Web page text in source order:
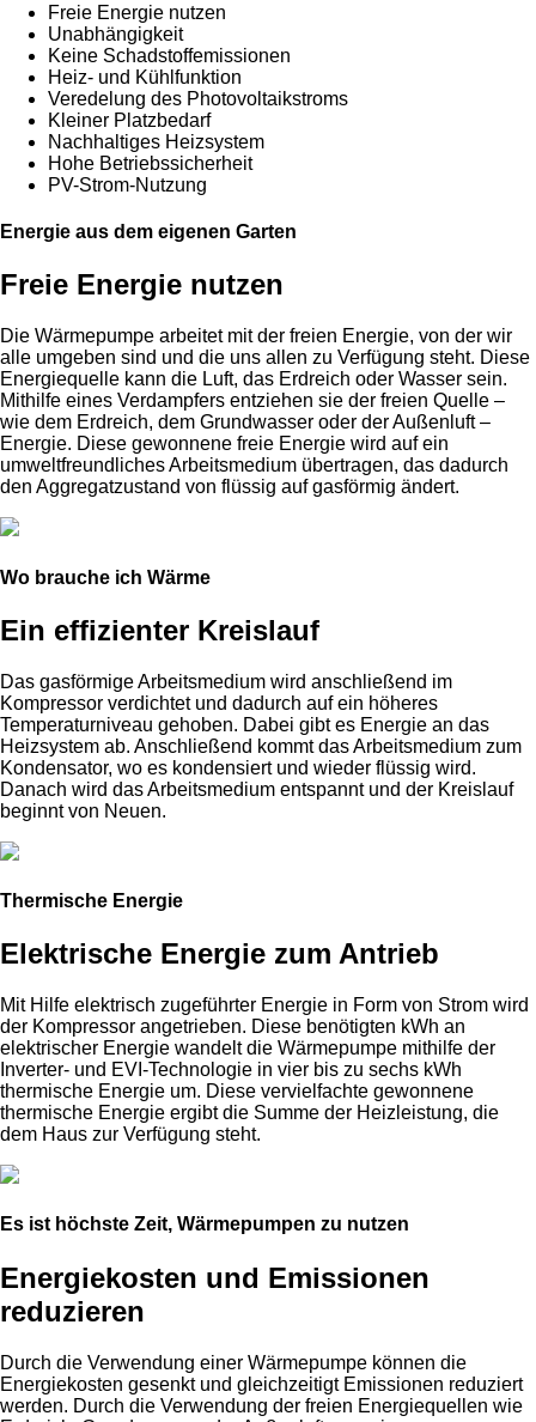
Freie Energie nutzen
Unabhängigkeit
Keine Schadstoffemissionen
Heiz- und Kühlfunktion
Veredelung des Photovoltaikstroms
Kleiner Platzbedarf
Nachhaltiges Heizsystem
Hohe Betriebssicherheit
PV-Strom-Nutzung
Energie aus dem eigenen Garten
Freie Energie nutzen
Die Wärmepumpe arbeitet mit der freien Energie, von der wir
alle umgeben sind und die uns allen zu Verfügung steht. Diese
Energiequelle kann die Luft, das Erdreich oder Wasser sein.
Mithilfe eines Verdampfers entziehen sie der freien Quelle –
wie dem Erdreich, dem Grundwasser oder der Außenluft –
Energie. Diese gewonnene freie Energie wird auf ein
umweltfreundliches Arbeitsmedium übertragen, das dadurch
den Aggregatzustand von flüssig auf gasförmig ändert.
Wo brauche ich Wärme
Ein effizienter Kreislauf
Das gasförmige Arbeitsmedium wird anschließend im
Kompressor verdichtet und dadurch auf ein höheres
Temperaturniveau gehoben. Dabei gibt es Energie an das
Heizsystem ab. Anschließend kommt das Arbeitsmedium zum
Kondensator, wo es kondensiert und wieder flüssig wird.
Danach wird das Arbeitsmedium entspannt und der Kreislauf
beginnt von Neuen.
Thermische Energie
Elektrische Energie zum Antrieb
Mit Hilfe elektrisch zugeführter Energie in Form von Strom wird
der Kompressor angetrieben. Diese benötigten kWh an
elektrischer Energie wandelt die Wärmepumpe mithilfe der
Inverter- und EVI-Technologie in vier bis zu sechs kWh
thermische Energie um. Diese vervielfachte gewonnene
thermische Energie ergibt die Summe der Heizleistung, die
dem Haus zur Verfügung steht.
Es ist höchste Zeit, Wärmepumpen zu nutzen
Energiekosten und Emissionen
reduzieren
Durch die Verwendung einer Wärmepumpe können die
Energiekosten gesenkt und gleichzeitigt Emissionen reduziert
werden. Durch die Verwendung der freien Energiequellen wie